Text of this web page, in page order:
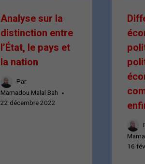
Analyse sur la
distinction entre
l’État, le pays et
la nation
Par
Mamadou Malal Bah
22 décembre 2022
16